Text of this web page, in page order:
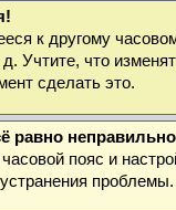
к другому
Учтите, что
сделать это.
равно
пояс и
проблемы.